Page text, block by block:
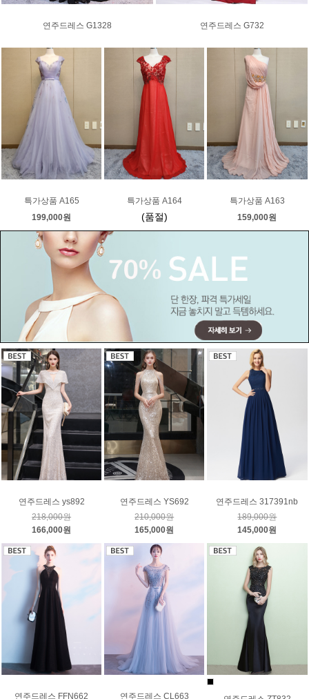
연주드레스 G1328 연주드레스 G732
특가상품 A165
199,000원
특가상품 A164
(품절)
특가상품 A163
159,000원
연주드레스 ys892
218,000원
166,000원
연주드레스 YS692
210,000원
165,000원
연주드레스 317391nb
189,000원
145,000원
연주드레스 FFN662
연주드레스 CL663